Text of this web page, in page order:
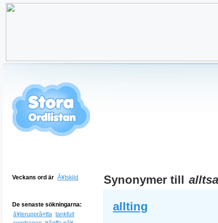
Veckans ord är Ã¥tskild
De senaste sökningarna:
ã¥terupprã¤tta tankfull
Synonymer till
allting